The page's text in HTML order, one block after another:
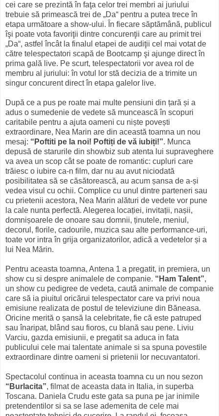
cei care se prezintă în faţa celor trei membri ai juriului
trebuie să primească trei de „Da“ pentru a putea trece în
etapa următoare a show-ului. În fiecare săptămână, publicul
îşi poate vota favoriţii dintre concurenţii care au primit trei
„Da“, astfel încât la finalul etapei de audiţii cel mai votat de
către telespectatori scapă de Bootcamp şi ajunge direct în
prima gală live. Pe scurt, telespectatorii vor avea rol de
membru al juriului: în votul lor stă decizia de a trimite un
singur concurent direct în etapa galelor live.
După ce a pus pe roate mai multe pensiuni din țară și a
adus o sumedenie de vedete să muncească în scopuri
caritabile pentru a ajuta oameni cu niște povești
extraordinare, Nea Marin are din această toamna un nou
mesaj: “Poftiti pe la noi! Poftiți de vă iubiți!”. Munca
depusă de starurile din showbiz sub atenta lui supraveghere
va avea un scop cât se poate de romantic: cupluri care
trăiesc o iubire ca-n film, dar nu au avut niciodată
posibilitatea să se căsătorească, au acum șansa de a-și
vedea visul cu ochii. Complice cu unul dintre parteneri sau
cu prietenii acestora, Nea Marin alături de vedete vor pune
la cale nunta perfectă. Alegerea locației, invitații, nașii,
domnișoarele de onoare sau domnii, ținutele, meniul,
decorul, florile, cadourile, muzica sau alte performance-uri,
toate vor intra în grija organizatorilor, adică a vedetelor și a
lui Nea Mărin.
Pentru aceasta toamna, Antena 1 a pregatit, in premiera, un
show cu si despre animalele de companie. “Ham Talent”,
un show cu pedigree de vedeta, caută animale de companie
care să ia piuitul oricărui telespectator care va privi noua
emisiune realizata de postul de televiziune din Băneasa.
Oricine merită o șansă la celebritate, fie că este patruped
sau înaripat, blând sau fioros, cu blană sau pene. Liviu
Varciu, gazda emisiunii, e pregatit sa aduca in fata
publicului cele mai talentate animale si sa spuna povestile
extraordinare dintre oameni si prietenii lor necuvantatori.
Spectacolul continua in aceasta toamna cu un nou sezon
“Burlacita”, filmat de aceasta data in Italia, in superba
Toscana. Daniela Crudu este gata sa puna pe jar inimile
pretendentilor si sa se lase ademenita de cele mai